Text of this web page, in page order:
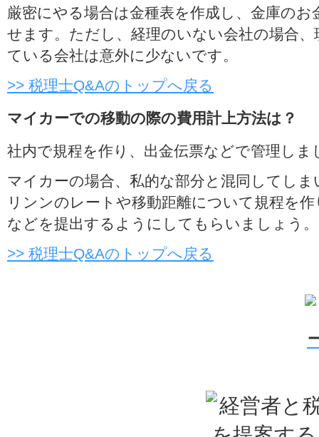
厳密にやる場合は金種表を作成し、金庫の
せます。ただし、経理のいない会社の場合
ている会社は意外に少ないです。
>> 税理士Q&Aのトップへ戻る
マイカーでの移動の際の費用計上方法は？
社内で規程を作り、出金伝票などで管理しま
マイカーの場合、私的な部分と混同してし
リンンのレートや移動距離について規程を
などを提出するようにしてもらいましょう。
>> 税理士Q&Aのトップへ戻る